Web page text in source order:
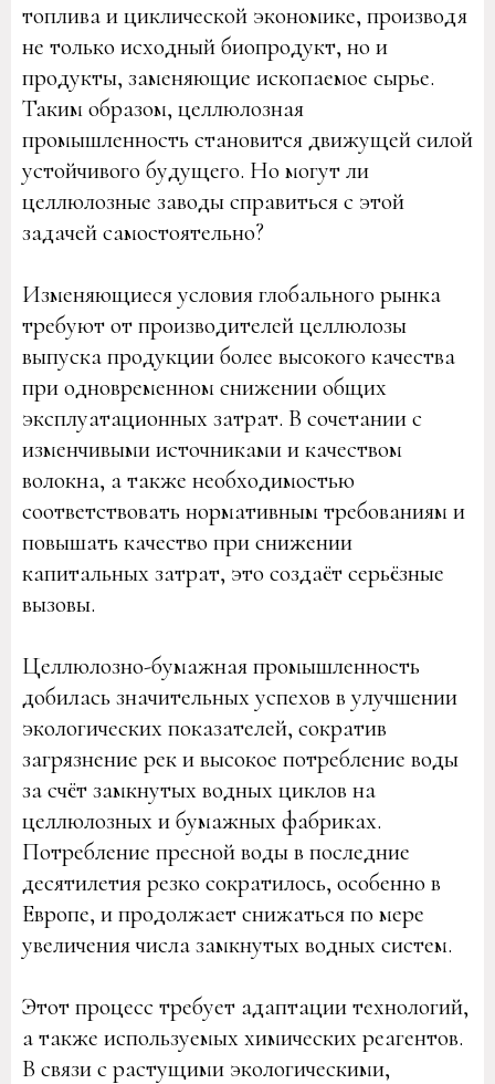
топлива и циклической экономике, производя
не только исходный биопродукт, но и
продукты, заменяющие ископаемое сырье.
Таким образом, целлюлозная
промышленность становится движущей силой
устойчивого будущего. Но могут ли
целлюлозные заводы справиться с этой
задачей самостоятельно?
Изменяющиеся условия глобального рынка
требуют от производителей целлюлозы
выпуска продукции более высокого качества
при одновременном снижении общих
эксплуатационных затрат. В сочетании с
изменчивыми источниками и качеством
волокна, а также необходимостью
соответствовать нормативным требованиям и
повышать качество при снижении
капитальных затрат, это создаёт серьёзные
вызовы.
Целлюлозно-бумажная промышленность
добилась значительных успехов в улучшении
экологических показателей, сократив
загрязнение рек и высокое потребление воды
за счёт замкнутых водных циклов на
целлюлозных и бумажных фабриках.
Потребление пресной воды в последние
десятилетия резко сократилось, особенно в
Европе, и продолжает снижаться по мере
увеличения числа замкнутых водных систем.
Этот процесс требует адаптации технологий,
а также используемых химических реагентов.
В связи с растущими экологическими,